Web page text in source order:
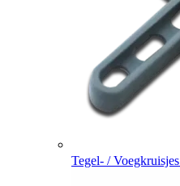
Tegel- / Voegkruisjes